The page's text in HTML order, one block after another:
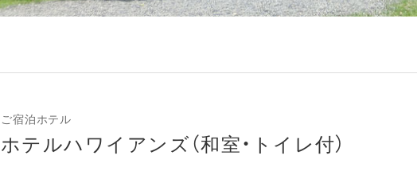
ご宿泊ホテル
ホテルハワイアンズ（和室・トイレ付）